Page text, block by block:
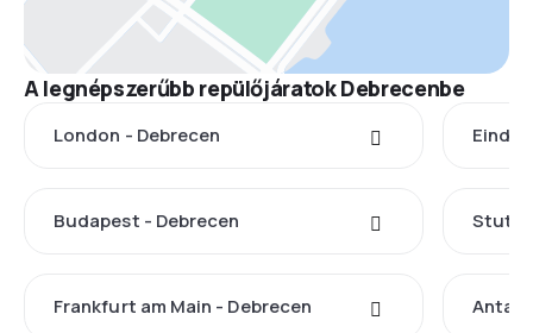
A legnépszerűbb repülőjáratok Debrecenbe
London - Debrecen
Budapest - Debrecen
Frankfurt am Main - Debrecen